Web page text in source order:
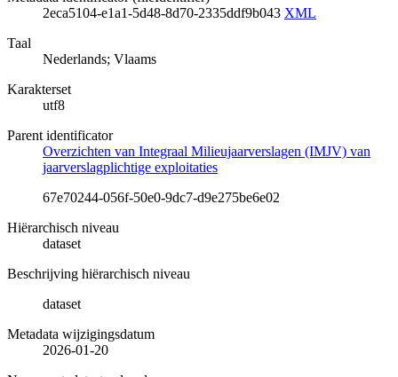
2eca5104-e1a1-5d48-8d70-2335ddf9b043 XML
Taal
Nederlands; Vlaams
Karakterset
utf8
Parent identificator
Overzichten van Integraal Milieujaarverslagen (IMJV) van
jaarverslagplichtige exploitaties
67e70244-056f-50e0-9dc7-d9e275be6e02
Hiërarchisch niveau
dataset
Beschrijving hiërarchisch niveau
dataset
Metadata wijzigingsdatum
2026-01-20